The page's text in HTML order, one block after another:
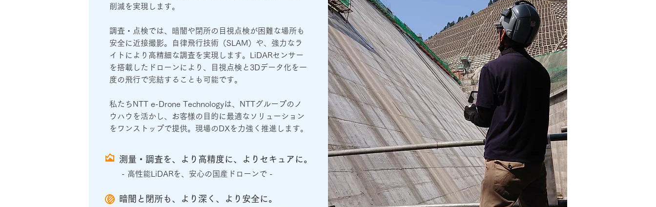
削減を実現します。
調査・点検では、暗闇や閉所の目視点検が困難な場所も
安全に近接撮影。自律飛行技術（SLAM）や、強力なラ
イトにより高精細な調査を実現します。LiDARセンサー
を搭載したドローンにより、目視点検と3Dデータ化を一
度の飛行で完結することも可能です。
私たちNTT e-Drone Technologyは、NTTグループのノ
ウハウを活かし、お客様の目的に最適なソリューション
をワンストップで提供。現場のDXを力強く推進します。
測量・調査を、より高精度に、よりセキュアに。
- 高性能LiDARを、安心の国産ドローンで -
暗闇と閉所も、より深く、より安全に。